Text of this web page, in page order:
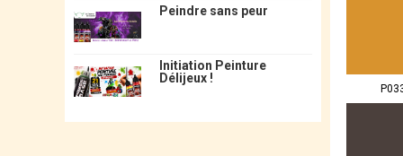
Peindre sans peur
Initiation Peinture
Délijeux !